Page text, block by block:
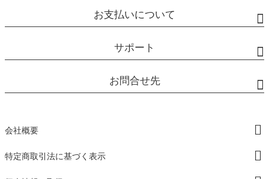
お支払いについて
サポート
お問合せ先
会社概要
特定商取引法に基づく表示